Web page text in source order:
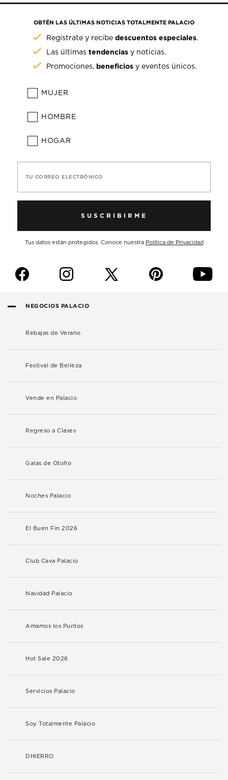
OBTÉN LAS ÚLTIMAS NOTICIAS TOTALMENTE PALACIO
Regístrate y recibedescuentos especiales.
Las últimastendencias y noticias.
Promociones, beneficios y eventos únicos.
MUJER
HOMBRE
HOGAR
TU CORREO ELECTRÓNICO
SUSCRIBIRME
Tus datos están protegidos. Conoce nuestra Política de Privacidad
f i p y
NEGOCIOS PALACIO
Rebajas de Verano
Festival de Belleza
Vende en Palacio
Regreso a Clases
Galas de Otoño
Noches Palacio
El Buen Fin 2026
Club Cava Palacio
Navidad Palacio
Amamos los Puntos
Hot Sale 2026
Servicios Palacio
Soy Totalmente Palacio
DHIERRO